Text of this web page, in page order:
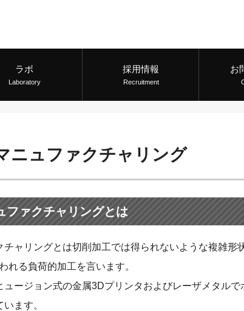
ラボ
Laboratory
採用情報
Recruitment
お
ニュファクチャリング
ファクチャリングとは
チャリングとは切削加工では得られないような複雑形
れる負荷的加工を言います。
ージョン式の金属3Dプリンタおよびレーザメタル
ます。